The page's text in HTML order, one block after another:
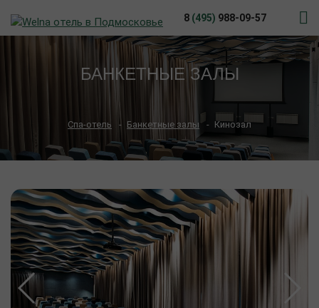
8 (495) 988-09-57
БАНКЕТНЫЕ ЗАЛЫ
Спа-отель Банкетные залы Кинозал